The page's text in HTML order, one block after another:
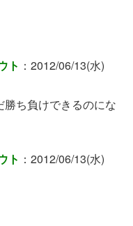
ト ：2012/06/13(水)
ち負けできるのにな
ト ：2012/06/13(水)